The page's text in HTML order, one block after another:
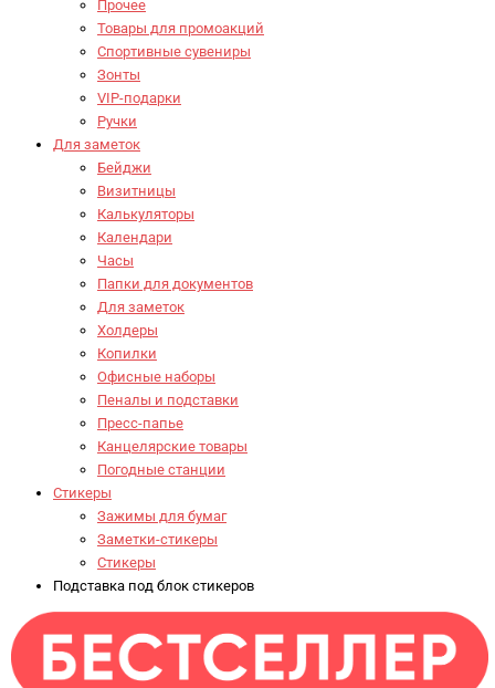
Прочее
Товары для промоакций
Спортивные сувениры
Зонты
VIP-подарки
Ручки
Для заметок
Бейджи
Визитницы
Калькуляторы
Календари
Часы
Папки для документов
Для заметок
Холдеры
Копилки
Офисные наборы
Пеналы и подставки
Пресс-папье
Канцелярские товары
Погодные станции
Стикеры
Зажимы для бумаг
Заметки-стикеры
Стикеры
Подставка под блок стикеров